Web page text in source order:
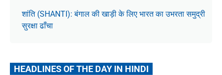
शांति (SHANTI): बंगाल की खाड़ी के लिए भारत का उभरता समुद्री
सुरक्षा ढाँचा
HEADLINES OF THE DAY IN HINDI